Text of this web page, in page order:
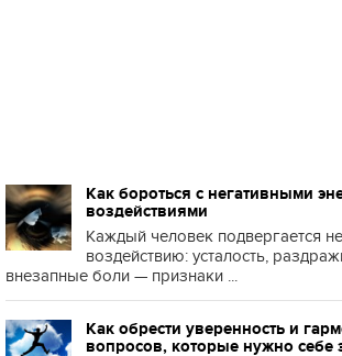
Как бороться с негативными
воздействиями
Каждый человек подвергается
воздействию: усталость,
внезапные боли — признаки ...
Как обрести уверенность и
вопросов, которые нужно себе